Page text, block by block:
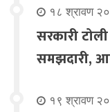
१८ श्रावण
सरकारी
समझदारी,
१९ श्रावण